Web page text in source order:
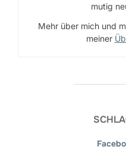
mutig
Mehr über mich und
meiner